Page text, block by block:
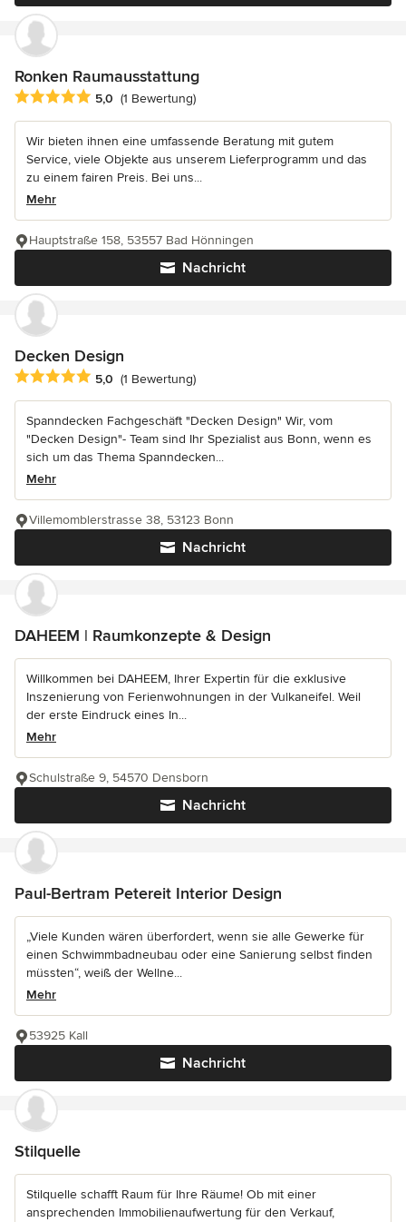
Ronken Raumausstattung
Durchschnittliche Bewertung: 5 von 5 Sternen
5,0 (1 Bewertung)
Wir bieten ihnen eine umfassende Beratung mit gutem
Service, viele Objekte aus unserem Lieferprogramm und das
zu einem fairen Preis. Bei uns...
Mehr
Nachricht
Hauptstraße 158, 53557 Bad Hönningen
Decken Design
Durchschnittliche Bewertung: 5 von 5 Sternen
5,0 (1 Bewertung)
Spanndecken Fachgeschäft "Decken Design" Wir, vom
"Decken Design"- Team sind Ihr Spezialist aus Bonn, wenn es
sich um das Thema Spanndecken...
Mehr
Nachricht
Villemomblerstrasse 38, 53123 Bonn
DAHEEM | Raumkonzepte & Design
Willkommen bei DAHEEM, Ihrer Expertin für die exklusive
Inszenierung von Ferienwohnungen in der Vulkaneifel. Weil
der erste Eindruck eines In...
Mehr
Nachricht
Schulstraße 9, 54570 Densborn
Paul-Bertram Petereit Interior Design
„Viele Kunden wären überfordert, wenn sie alle Gewerke für
einen Schwimmbadneubau oder eine Sanierung selbst finden
müssten“, weiß der Wellne...
Mehr
Nachricht
53925 Kall
Stilquelle
Stilquelle schafft Raum für Ihre Räume! Ob mit einer
ansprechenden Immobilienaufwertung für den Verkauf,